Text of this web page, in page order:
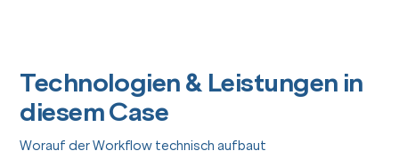
Technologien & Leistungen in
diesem Case
Worauf der Workflow technisch aufbaut